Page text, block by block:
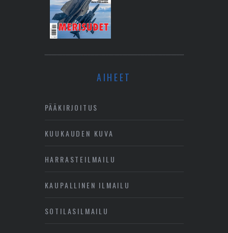
AIHEET
PÄÄKIRJOITUS
KUUKAUDEN KUVA
HARRASTEILMAILU
KAUPALLINEN ILMAILU
SOTILASILMAILU